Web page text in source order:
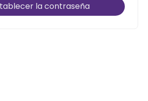
la contraseña